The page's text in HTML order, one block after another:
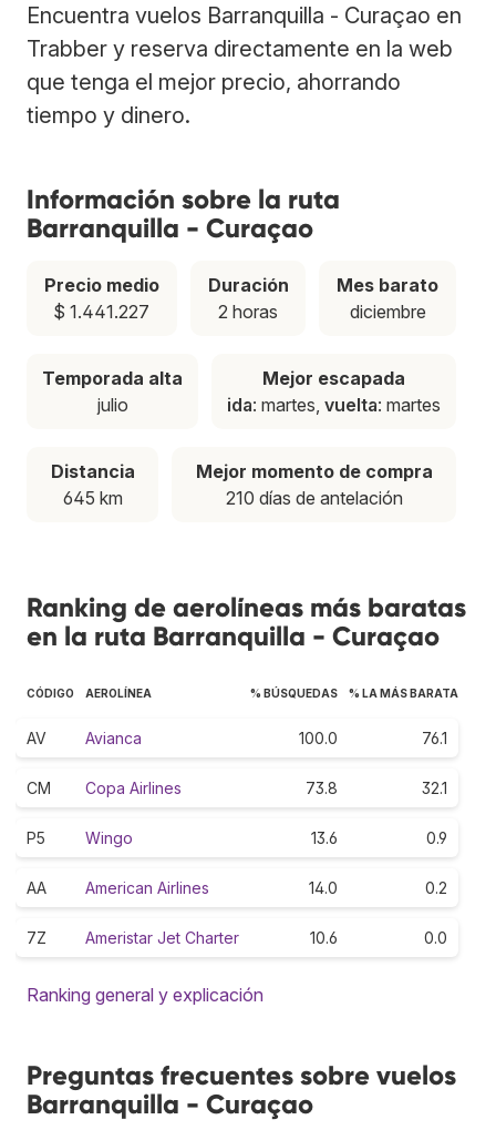
Encuentra vuelos Barranquilla - Curaçao en
Trabber y reserva directamente en la web
que tenga el mejor precio, ahorrando
tiempo y dinero.
Información sobre la ruta
Barranquilla - Curaçao
Precio medio
$ 1.441.227
Duración
2 horas
Mes barato
diciembre
Temporada alta
julio
Mejor escapada
ida: martes, vuelta: martes
Distancia
645 km
Mejor momento de compra
210 días de antelación
Ranking de aerolíneas más baratas
en la ruta Barranquilla - Curaçao
CÓDIGO AEROLÍNEA % BÚSQUEDAS % LA MÁS BARATA
AV Avianca 100.0 76.1
CM Copa Airlines 73.8 32.1
P5 Wingo 13.6 0.9
AA American Airlines 14.0 0.2
7Z Ameristar Jet Charter 10.6 0.0
Ranking general y explicación
Preguntas frecuentes sobre vuelos
Barranquilla - Curaçao